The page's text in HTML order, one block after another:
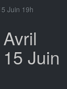
Juin 19h
Juin